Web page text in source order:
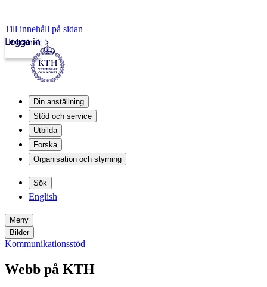
Till innehåll på sidan
Intranät
Logga in
Din anställning
Stöd och service
Utbilda
Forska
Organisation och styrning
Sök
English
Meny
Bilder
Kommunikationsstöd
Webb på KTH